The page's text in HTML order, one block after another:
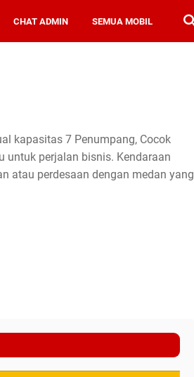
CHAT ADMIN SEMUA MOBIL
kapasitas 7 Penumpang, Cocok
untuk perjalan bisnis. Kendaraan
atau perdesaan dengan medan yang